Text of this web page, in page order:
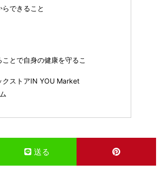
できること
とで自身の健康を守るこ
クストアIN YOU Market
送る